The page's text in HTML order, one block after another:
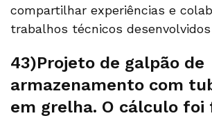
compartilhar experiências e
trabalhos técnicos
43)Projeto de galpão de
armazenamento com
em grelha. O cálculo foi